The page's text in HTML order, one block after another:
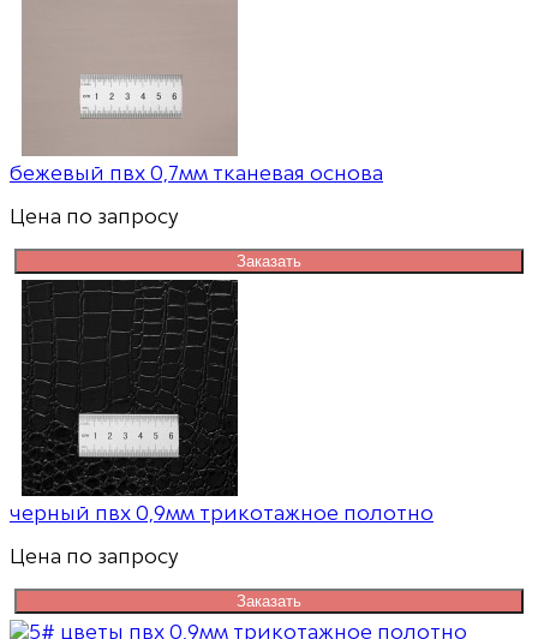
бежевый пвх 0,7мм тканевая основа
Цена по запросу
Заказать
черный пвх 0,9мм трикотажное полотно
Цена по запросу
Заказать